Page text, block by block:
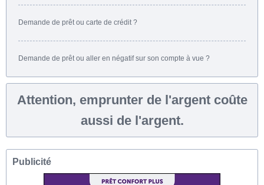
Demande de prêt ou carte de crédit ?
Demande de prêt ou aller en négatif sur son compte à vue ?
Attention, emprunter de l'argent coûte
aussi de l'argent.
Publicité